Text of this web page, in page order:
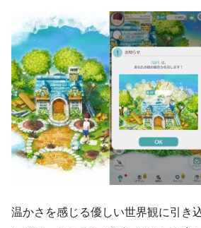
温かさを感じる優しい世界観に引き